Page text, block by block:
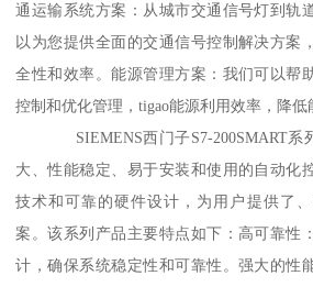
通运输系统方案：从城市交通信号灯到轨
以为您提供全面的交通信号控制解决方案
全性和效率。能源管理方案：我们可以帮
控制和优化管理，tigao能源利用效率，降低
SIEMENS西门子S7-200SMART系列
大、性能稳定、易于安装和使用的自动化
技术和可靠的硬件设计，为用户提供了
案。该系列产品主要特点如下：高可靠性
计，确保系统稳定性和可靠性。强大的性